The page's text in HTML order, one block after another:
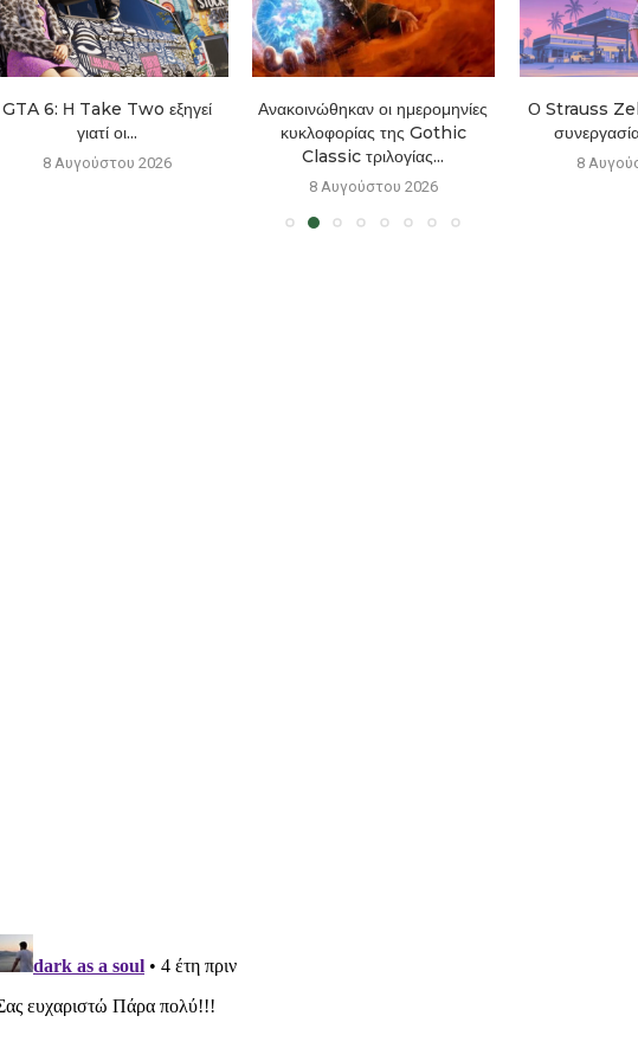
GTA 6: Η Take Two εξηγεί
γιατί οι...
8 Αυγούστου 2026
Ανακοινώθηκαν οι ημερομηνίες
κυκλοφορίας της Gothic
Classic τριλογίας...
8 Αυγούστου 2026
Ο Strauss
8